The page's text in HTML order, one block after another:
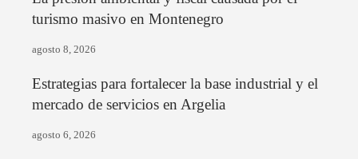
turismo masivo en Montenegro
agosto 8, 2026
Estrategias para fortalecer la base industrial y el
mercado de servicios en Argelia
agosto 6, 2026